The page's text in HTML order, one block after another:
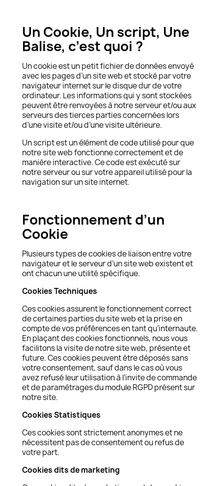
Un Cookie, Un script, Une
Balise, c’est quoi ?
Un cookie est un petit fichier de données envoyé
avec les pages d’un site web et stocké par votre
navigateur internet sur le disque dur de votre
ordinateur. Les informations qui y sont stockées
peuvent être renvoyées à notre serveur et/ou aux
serveurs des tierces parties concernées lors
d’une visite et/ou d’une visite ultérieure.
Un script est un élément de code utilisé pour que
notre site web fonctionne correctement et de
manière interactive. Ce code est exécuté sur
notre serveur ou sur votre appareil utilisé pour la
navigation sur un site internet.
Fonctionnement d’un
Cookie
Plusieurs types de cookies de liaison entre votre
navigateur et le serveur d’un site web existent et
ont chacun une utilité spécifique.
Cookies Techniques
Ces cookies assurent le fonctionnement correct
de certaines parties du site web et la prise en
compte de vos préférences en tant qu’internaute.
En plaçant des cookies fonctionnels, nous vous
facilitons la visite de notre site web, présente et
future. Ces cookies peuvent être déposés sans
votre consentement, sauf dans le cas où vous
avez refusé leur utilisation à l’invite de commande
et de paramétrages du module RGPD présent sur
notre site.
Cookies Statistiques
Ces cookies sont strictement anonymes et ne
nécessitent pas de consentement ou refus de
votre part.
Cookies dits de marketing